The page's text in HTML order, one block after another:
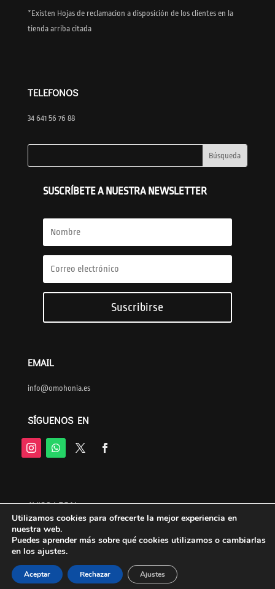
*Existen Hojas de reclamacion a disposición de los clientes en la
tienda arriba citada
TELEFONOS
34 641 56 76 88
SUSCRÍBETE A NUESTRA NEWSLETTER
Suscribirse
EMAIL
info@omohonia.es
SÍGUENOS EN
AVISO LEGAL
POLITICA DE COMPRAS
PROTECCIÓN DE DATOS
Utilizamos cookies para ofrecerte la mejor experiencia en
nuestra web.
Puedes aprender más sobre qué cookies utilizamos o cambiarlas
en los ajustes.
Aceptar Rechazar Ajustes